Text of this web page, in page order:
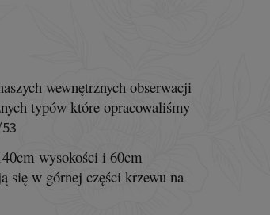
wewnętrznych obserwacji
typów które opracowaliśmy
wysokości i 60cm
się w górnej części krzewu na